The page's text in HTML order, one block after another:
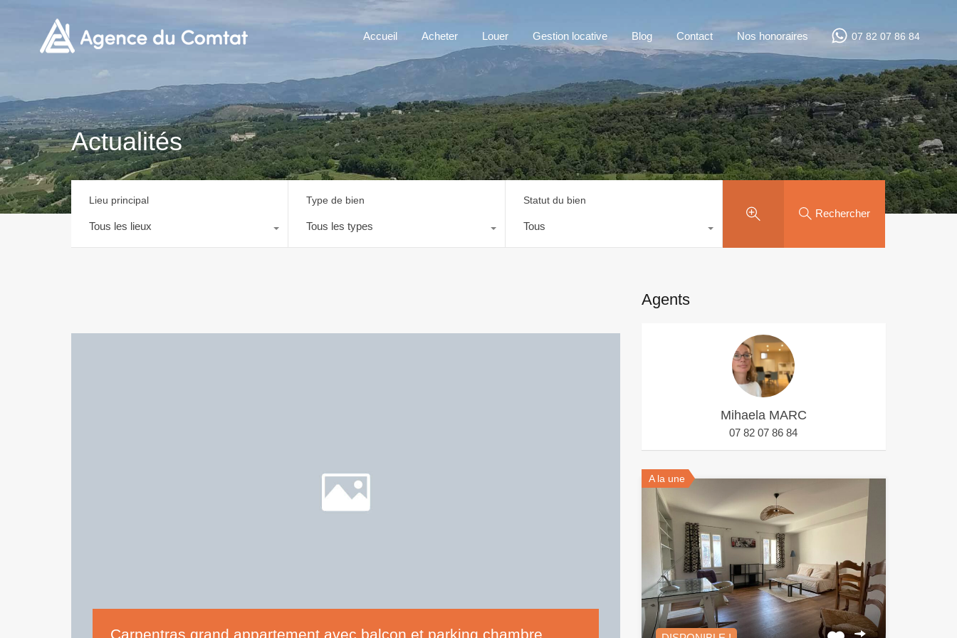
Accueil Acheter Louer Gestion locative Blog Contact Nos honoraires 07 82 07 86 84
Actualités
Lieu principal
Tous les lieux
Type de bien
Tous les types
Statut du bien
Tous
Rechercher
Carpentras grand appartement avec balcon et parking chambre
Agents
Mihaela MARC
07 82 07 86 84
A la une